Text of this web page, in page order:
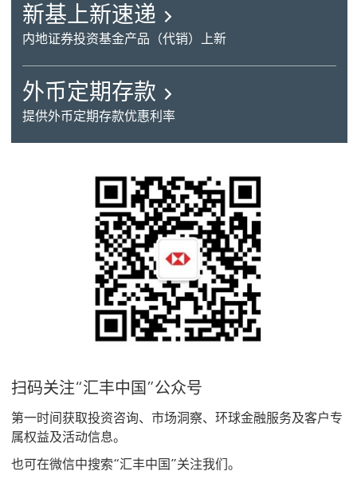
新基上新速递
基
上
递
开
启
新
窗
口
内地证券投资基金产品（代销）上新
外币定期存款
定
期
存
款
开
启
新
窗
提供外币定期存款优惠利率
扫码关注“汇丰中国”公众号
第一时间获取投资咨询、市场洞察、环球金融服务及客户专
属权益及活动信息。
也可在微信中搜索“汇丰中国”关注我们。